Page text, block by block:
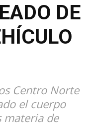
DE
Centro Norte
el cuerpo
materia de